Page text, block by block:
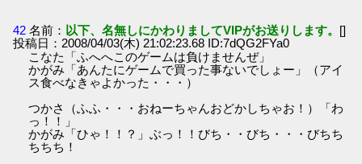
42 名前： 以下、名無しにかわりましてVIPがお送りします。 []
投稿日：2008/04/03(木) 21:02:23.68 ID:7dQG2FYa0
こなた「ふへへこのゲームは負けませんぜ」
かがみ「あんたにゲームで買った事ないでしょー」（アイ
ス食べなきゃよかった・・・）
つかさ（ふふ・・・おねーちゃんおどかしちゃお！）「わ
っ！！」
かがみ「ひゃ！！？」ぶっ！！びち・・びち・・・びちち
ちちち！